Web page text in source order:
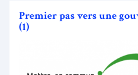
Premier pas vers une
(1)